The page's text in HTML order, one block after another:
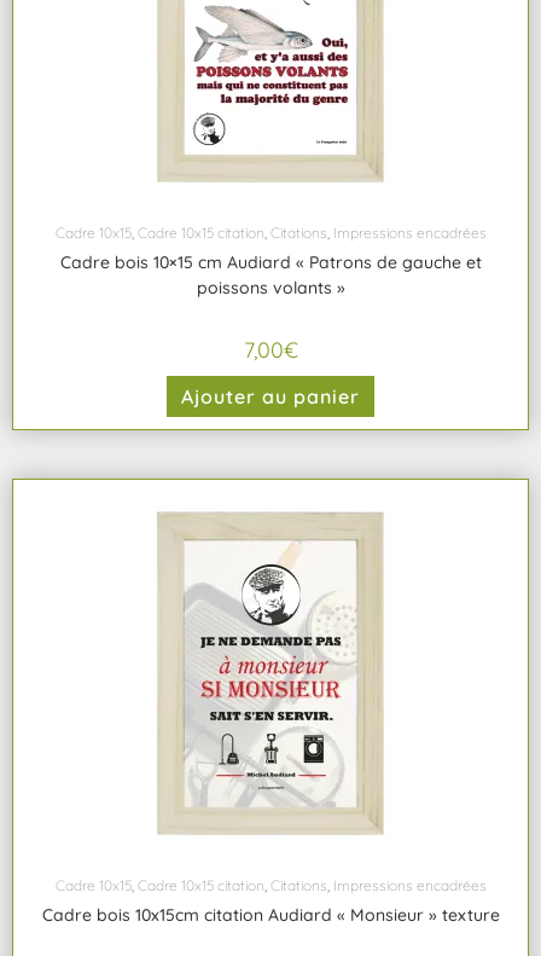
Cadre 10x15, Cadre 10x15 citation, Citations, Impressions encadrées
Cadre bois 10×15 cm Audiard « Patrons de gauche et
poissons volants »
7,00€
Ajouter au panier
Cadre 10x15, Cadre 10x15 citation, Citations, Impressions encadrées
Cadre bois 10x15cm citation Audiard « Monsieur » texture